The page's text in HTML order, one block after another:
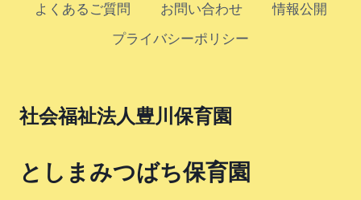
よくあるご質問
お問い合わせ
情報公開
プライバシーポリシー
社会福祉法人豊川保育園
としまみつばち保育園